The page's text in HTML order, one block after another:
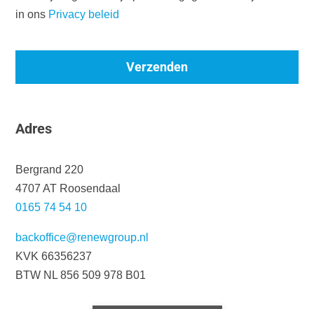
in ons Privacy beleid
Verzenden
Adres
Bergrand 220
4707 AT Roosendaal
0165 74 54 10
backoffice@renewgroup.nl
KVK 66356237
BTW NL 856 509 978 B01